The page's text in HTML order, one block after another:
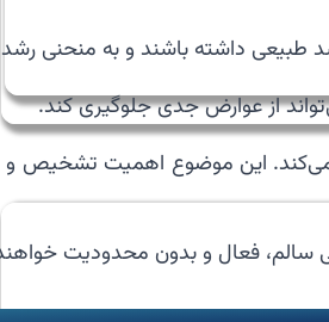
از عوارض جدی جلوگیری کند.
این موضوع اهمیت تشخیص و